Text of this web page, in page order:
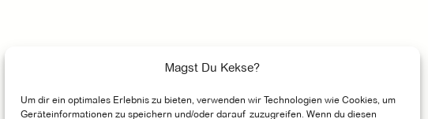
Magst Du Kekse?
Um dir ein optimales Erlebnis zu bieten, verwenden wir Technologien wie Cookies, um
Geräteinformationen zu speichern und/oder darauf zuzugreifen. Wenn du diesen